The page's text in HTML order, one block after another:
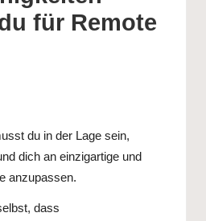
für Remote
du in der Lage sein,
dich an einzigartige und
anzupassen.
dass